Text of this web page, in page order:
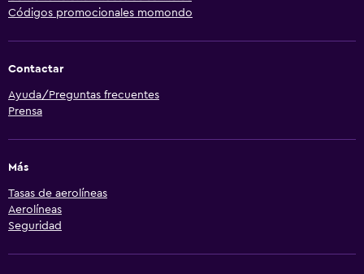
Códigos promocionales momondo
Contactar
Ayuda/Preguntas frecuentes
Prensa
Más
Tasas de aerolíneas
Aerolíneas
Seguridad